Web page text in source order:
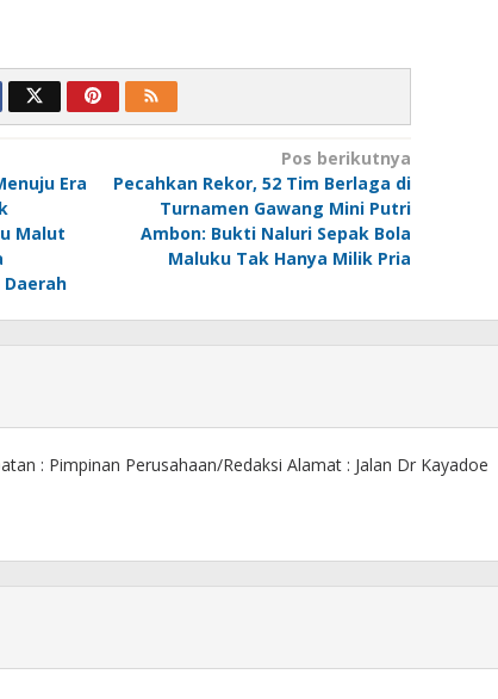
Era
Malut
Pos berikutnya
Pecahkan Rekor, 52 Tim Berlaga di
Turnamen Gawang Mini Putri
Ambon: Bukti Naluri Sepak Bola
Maluku Tak Hanya Milik Pria
: Pimpinan Perusahaan/Redaksi Alamat : Jalan Dr Kayadoe